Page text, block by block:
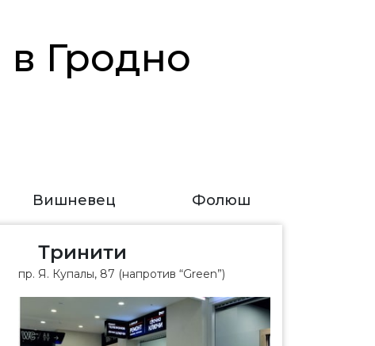
в Гродно
Вишневец Фолюш
Тринити
пр. Я. Купалы, 87 (напротив “Green”)